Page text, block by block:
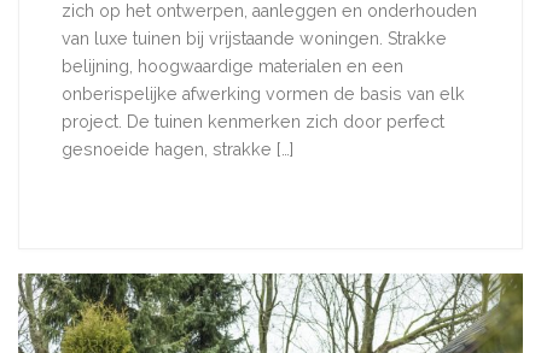
zich op het ontwerpen, aanleggen en onderhouden
van luxe tuinen bij vrijstaande woningen. Strakke
belijning, hoogwaardige materialen en een
onberispelijke afwerking vormen de basis van elk
project. De tuinen kenmerken zich door perfect
gesnoeide hagen, strakke […]